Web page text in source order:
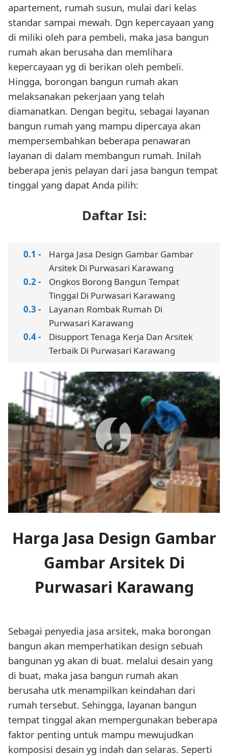
apartement, rumah susun, mulai dari kelas
standar sampai mewah. Dgn kepercayaan yang
di miliki oleh para pembeli, maka jasa bangun
rumah akan berusaha dan memlihara
kepercayaan yg di berikan oleh pembeli.
Hingga, borongan bangun rumah akan
melaksanakan pekerjaan yang telah
diamanatkan. Dengan begitu, sebagai layanan
bangun rumah yang mampu dipercaya akan
mempersembahkan beberapa penawaran
layanan di dalam membangun rumah. Inilah
beberapa jenis pelayan dari jasa bangun tempat
tinggal yang dapat Anda pilih:
Daftar Isi:
Harga Jasa Design Gambar Gambar
Arsitek Di Purwasari Karawang
Ongkos Borong Bangun Tempat
Tinggal Di Purwasari Karawang
Layanan Rombak Rumah Di
Purwasari Karawang
Disupport Tenaga Kerja Dan Arsitek
Terbaik Di Purwasari Karawang
Harga Jasa Design Gambar
Gambar Arsitek Di
Purwasari Karawang
Sebagai penyedia jasa arsitek, maka borongan
bangun akan memperhatikan design sebuah
bangunan yg akan di buat. melalui desain yang
di buat, maka jasa bangun rumah akan
berusaha utk menampilkan keindahan dari
rumah tersebut. Sehingga, layanan bangun
tempat tinggal akan mempergunakan beberapa
faktor penting untuk mampu mewujudkan
komposisi desain yg indah dan selaras. Seperti